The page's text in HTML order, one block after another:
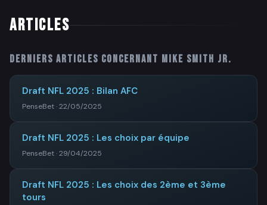
ARTICLES
Derniers articles concernant Mike Smith Jr.
Draft NFL 2025 : Bilan AFC
PenseBet · 22/05/2025
Draft NFL 2025 : Les choix par équipe
PenseBet · 29/04/2025
Draft NFL 2025 : Les choix des 2ème et 3ème
tours